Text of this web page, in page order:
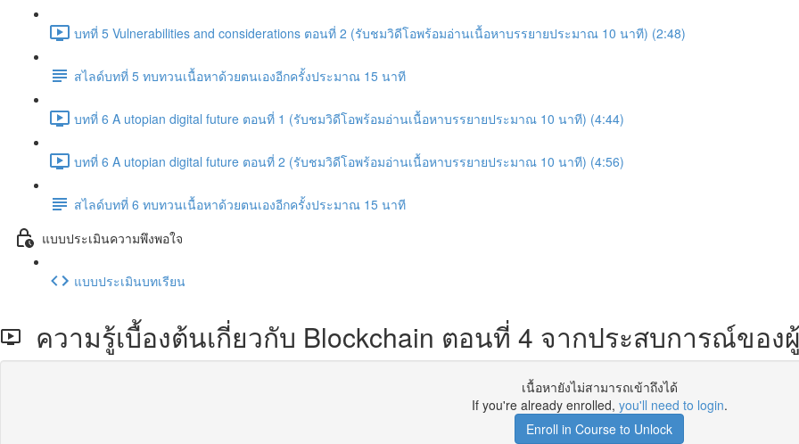
บทที่ 5 Vulnerabilities and considerations ตอนที่ 2 (รับชมวิดีโอพร้อมอ่านเนื้อหาบรรยายประมาณ 10 นาที) (2:48)
สไลด์บทที่ 5 ทบทวนเนื้อหาด้วยตนเองอีกครั้งประมาณ 15 นาที
บทที่ 6 A utopian digital future ตอนที่ 1 (รับชมวิดีโอพร้อมอ่านเนื้อหาบรรยายประมาณ 10 นาที) (4:44)
บทที่ 6 A utopian digital future ตอนที่ 2 (รับชมวิดีโอพร้อมอ่านเนื้อหาบรรยายประมาณ 10 นาที) (4:56)
สไลด์บทที่ 6 ทบทวนเนื้อหาด้วยตนเองอีกครั้งประมาณ 15 นาที
แบบประเมินความพึงพอใจ
แบบประเมินบทเรียน
ความรู้เบื้องต้นเกี่ยวกับ Blockchain ตอนที่ 4 จากประสบการณ์ของ
เนื้อหายังไม่สามารถเข้าถึงได้
If you're already enrolled, you'll need to login.
Enroll in Course to Unlock